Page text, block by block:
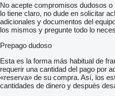
No acepte compromisos dudosos
lo tiene claro, no dude en solicitar
adicionales y documentos del
los mismos y pregunte todo lo
Prepago dudoso
Esta es la forma más habitual de
requerir una cantidad del pago por
«reserva» de su compra. Así, los
cantidades de dinero y después